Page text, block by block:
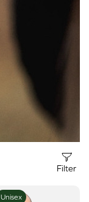
Filter
Unisex